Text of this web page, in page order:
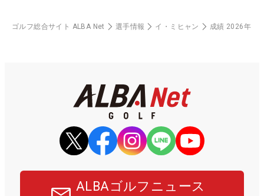
ゴルフ総合サイト ALBA Net 選手情報 イ・ミヒャン 成績 2026年
ALBAゴルフニュース